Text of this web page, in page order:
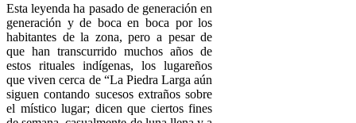
Esta leyenda ha pasado de generación en
generación y de boca en boca por los
habitantes de la zona, pero a pesar de
que han transcurrido muchos años de
estos rituales indígenas, los lugareños
que viven cerca de “La Piedra Larga aún
siguen contando sucesos extraños sobre
el místico lugar; dicen que ciertos fines